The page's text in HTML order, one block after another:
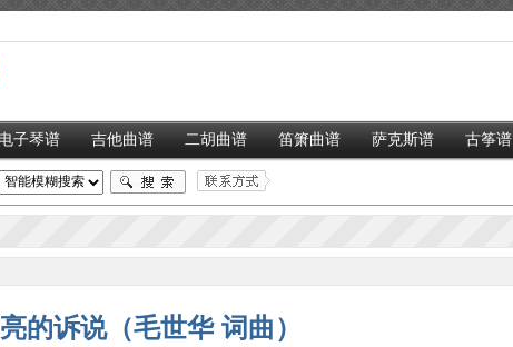
电子琴谱 吉他曲谱 二胡曲谱 笛箫曲谱 萨克斯谱 古筝谱
的诉说（毛世华 词曲）